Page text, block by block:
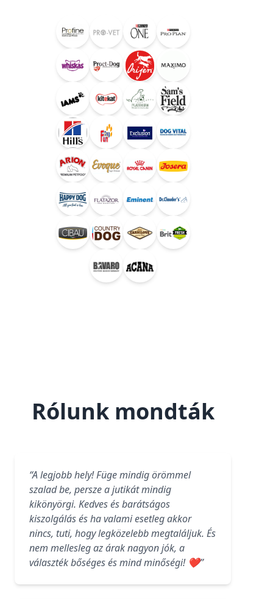
Rólunk mondták
“A legjobb hely! Füge mindig örömmel
szalad be, persze a jutikát mindig
kikönyörgi. Kedves és barátságos
kiszolgálás és ha valami esetleg akkor
nincs, tuti, hogy legközelebb megtaláljuk. És
nem mellesleg az árak nagyon jók, a
választék bőséges és mind minőségi! ❤️”